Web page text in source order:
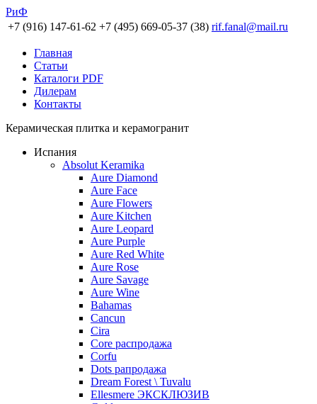
РиФ
+7 (916) 147-61-62 +7 (495) 669-05-37 (38) rif.fanal@mail.ru
Главная
Статьи
Каталоги PDF
Дилерам
Контакты
Керамическая плитка и керамогранит
Испания
Absolut Keramika
Aure Diamond
Aure Face
Aure Flowers
Aure Kitchen
Aure Leopard
Aure Purple
Aure Red White
Aure Rose
Aure Savage
Aure Wine
Bahamas
Cancun
Cira
Core распродажа
Corfu
Dots рапродажа
Dream Forest \ Tuvalu
Ellesmere ЭКСКЛЮЗИВ